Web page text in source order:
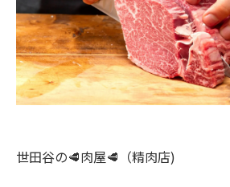
世田谷の🥩肉屋🥩（精肉店)